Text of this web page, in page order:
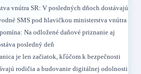
vnútra SR: V posledných dňoch dostávajú
SMS pod hlavičkou ministerstva vnútra
Na odložené daňové priznanie aj
posledný deň
je len začiatok, kľúčom k bezpečnosti
rodičia a budovanie digitálnej odolnosti